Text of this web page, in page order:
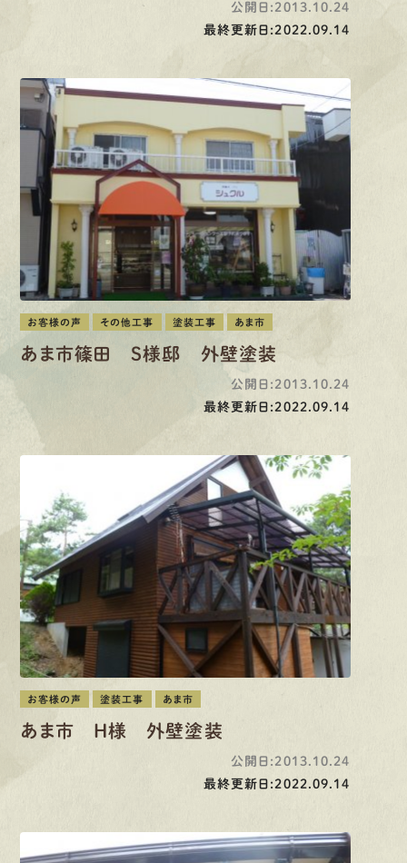
公開日:2013.10.24
最終更新日:2022.09.14
お客様の声 その他工事 塗装工事 あま市
あま市篠田 S様邸 外壁塗装
公開日:2013.10.24
最終更新日:2022.09.14
お客様の声 塗装工事 あま市
あま市 H様 外壁塗装
公開日:2013.10.24
最終更新日:2022.09.14